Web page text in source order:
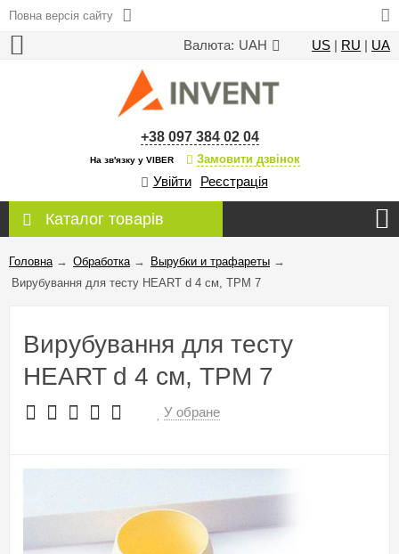
Повна версія сайту
Валюта: UAH US | RU | UA
+38 097 384 02 04
На зв'язку у VIBER Замовити дзвінок
Увійти Реєстрація
Каталог товарів
Головна → Обработка → Вырубки и трафареты →
Вирубування для тесту HEART d 4 см, TPM 7
Вирубування для тесту
HEART d 4 см, TPM 7
У обране